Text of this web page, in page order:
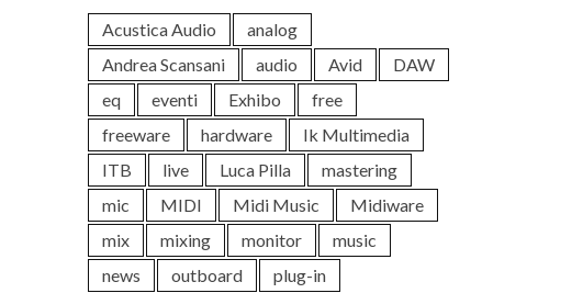
Acustica Audio
analog
Andrea Scansani
audio Avid
DAW
eq
eventi Exhibo
free
freeware
hardware
Ik Multimedia
ITB
live Luca Pilla
mastering
mic
MIDI Midi Music
Midiware
mix
mixing monitor
music
news
outboard
plug-in